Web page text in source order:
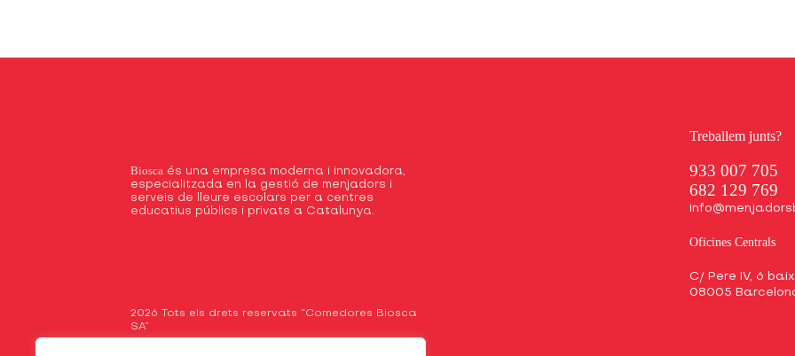
Biosca és una empresa moderna i innovadora,
especialitzada en la gestió de menjadors i
serveis de lleure escolars per a centres
educatius públics i privats a Catalunya.
2026 Tots els drets reservats “Comedores Biosca
SA”
Treballem junts?
933 007 705
682 129 769
Oficines Centrals
C/ Pere IV, 6
08005